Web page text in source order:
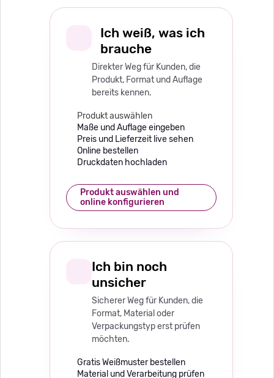
Ich weiß, was ich
brauche
Direkter Weg für Kunden, die
Produkt, Format und Auflage
bereits kennen.
Produkt auswählen
Maße und Auflage eingeben
Preis und Lieferzeit live sehen
Online bestellen
Druckdaten hochladen
Produkt auswählen und
online konfigurieren
Ich bin noch
unsicher
Sicherer Weg für Kunden, die
Format, Material oder
Verpackungstyp erst prüfen
möchten.
Gratis Weißmuster bestellen
Material und Verarbeitung prüfen